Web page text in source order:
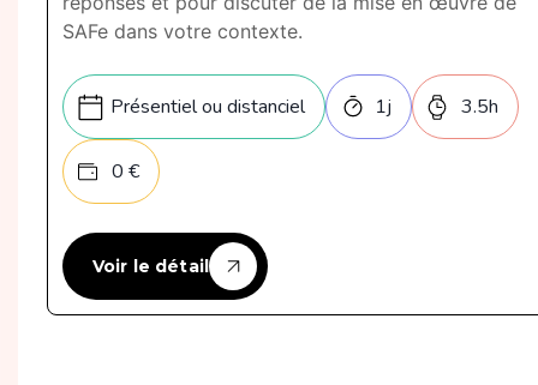
SAFe dans votre contexte.
Présentiel ou distanciel 1j 3.5h
0 €
Voir le détail